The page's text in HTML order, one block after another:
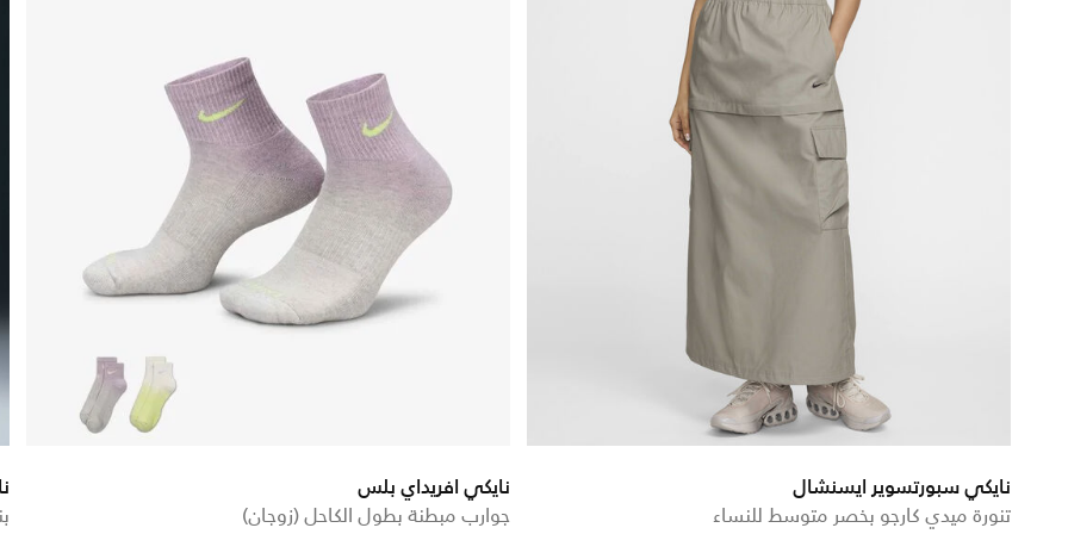
نايكي سبورتسوير ايسنشال
تنورة ميدي كارجو بخصر متوسط للنساء
نايكي افريداي بلس
جوارب مبطنة بطول الكاحل (زوجان)